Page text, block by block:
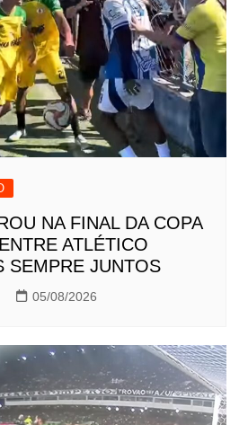
NA FINAL DA COPA
ATLÉTICO
SEMPRE JUNTOS
05/08/2026